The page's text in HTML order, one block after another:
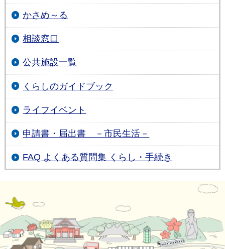
かさめ～る
相談窓口
公共施設一覧
くらしのガイドブック
ライフイベント
申請書・届出書 －市民生活－
FAQ よくある質問集 くらし・手続き